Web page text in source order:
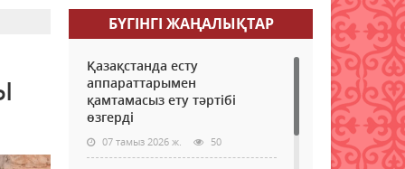
БҮГІНГI ЖАҢАЛЫҚТАР
Қазақстанда есту
аппараттарымен
қамтамасыз ету тәртібі
өзгерді
07 тамыз 2026 ж. 50